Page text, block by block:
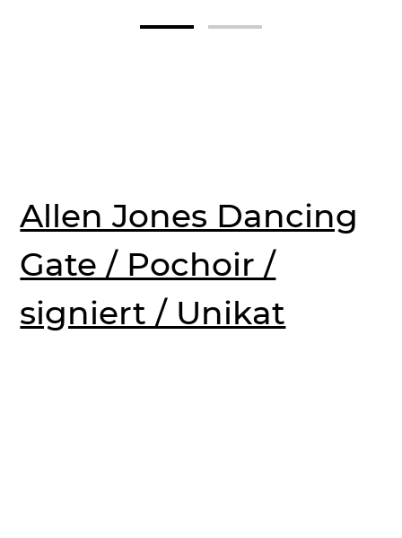
Allen Jones Dancing
Gate / Pochoir /
signiert / Unikat